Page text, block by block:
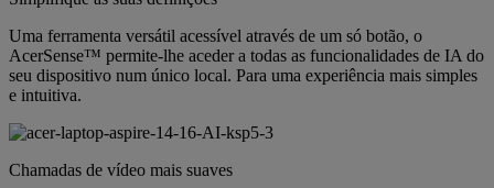
Uma ferramenta versátil acessível através de um só botão, o
AcerSense™ permite-lhe aceder a todas as funcionalidades de IA do
seu dispositivo num único local. Para uma experiência mais simples
e intuitiva.
Chamadas de vídeo mais suaves